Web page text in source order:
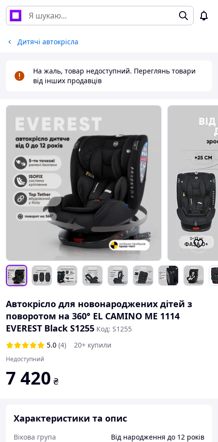
Дитячі автокрісла
На жаль, товар недоступний. Переглянь товари
від інших продавців
Автокрісло для новонароджених дітей з
поворотом на 360° EL CAMINO ME 1114
EVEREST Black S1255 Код: S1255
5.0 (4) 20+ купили
Недоступний
7 420 ₴
Характеристики та опис
Вікова група
Від народження до 12 років